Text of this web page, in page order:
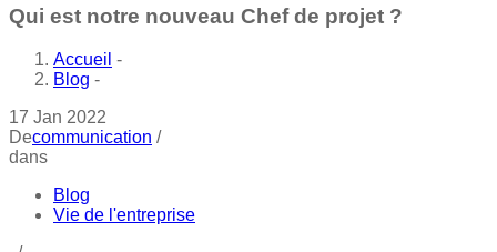
Qui est notre nouveau Chef de projet ?
Accueil -
Blog -
17 Jan 2022
Decommunication /
dans
Blog
Vie de l'entreprise